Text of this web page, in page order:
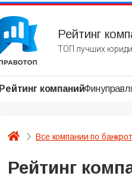
Рейтинг
ТОП лучших
Рейтинг компаний
Все компании по
Рейтинг